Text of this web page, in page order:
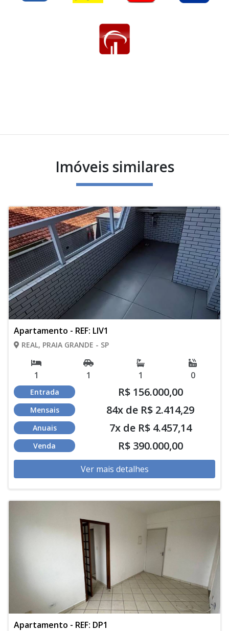
Imóveis similares
Apartamento - REF: LIV1
REAL, PRAIA GRANDE - SP
1 1 1 0
Entrada R$ 156.000,00
Mensais 84x de R$ 2.414,29
Anuais 7x de R$ 4.457,14
Venda R$ 390.000,00
Ver mais detalhes
Apartamento - REF: DP1